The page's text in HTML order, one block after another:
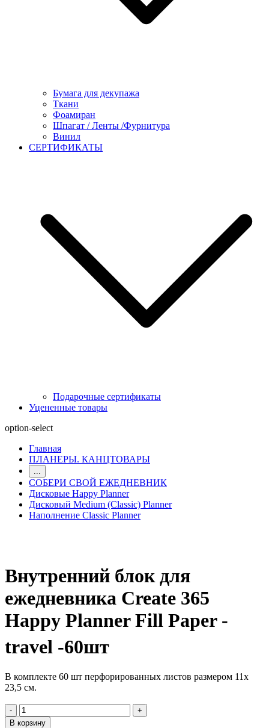
Бумага для декупажа
Ткани
Фоамиран
Шпагат / Ленты /Фурнитура
Винил
СЕРТИФИКАТЫ
Подарочные сертификаты
Уцененные товары
option-select
Главная
ПЛАНЕРЫ. КАНЦТОВАРЫ
СОБЕРИ СВОЙ ЕЖЕДНЕВНИК
Дисковые Happy Planner
Дисковый Medium (Classic) Planner
Наполнение Classic Planner
Внутренний блок для
ежедневника Create 365
Happy Planner Fill Paper -
travel -60шт
В комплекте 60 шт перфорированных листов размером 11х
23,5 см.
-
+
В корзину